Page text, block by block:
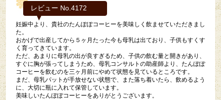
レビュー No.4172
妊娠中より、貴社のたんぽぽコーヒーを美味しく飲ませていただきまし
た。
おかげで出産してから５ヶ月たった今も母乳は出ており、子供もすくす
く育ってきています。
ただ、あまりに母乳の出が良すぎるため、子供の飲む量と開きがあり、
すぐに胸が張ってしまうため、母乳コンサルトの助産師より、たんぽぽ
コーヒーを飲むのを三ヶ月前にやめて状態を見ているところです。
まだ、母乳パットが手放せない状態で、また落ち着いたら、飲めるよう
に、大切に瓶に入れて保管しています。
美味しいたんぽぽコーヒーをありがとうございます。